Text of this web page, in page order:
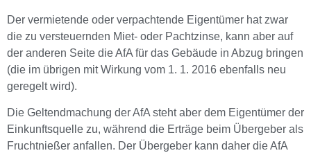
Der vermietende oder verpachtende Eigentümer hat zwar
die zu versteuernden Miet- oder Pachtzinse, kann aber auf
der anderen Seite die AfA für das Gebäude in Abzug bringen
(die im übrigen mit Wirkung vom 1. 1. 2016 ebenfalls neu
geregelt wird).
Die Geltendmachung der AfA steht aber dem Eigentümer der
Einkunftsquelle zu, während die Erträge beim Übergeber als
Fruchtnießer anfallen. Der Übergeber kann daher die AfA